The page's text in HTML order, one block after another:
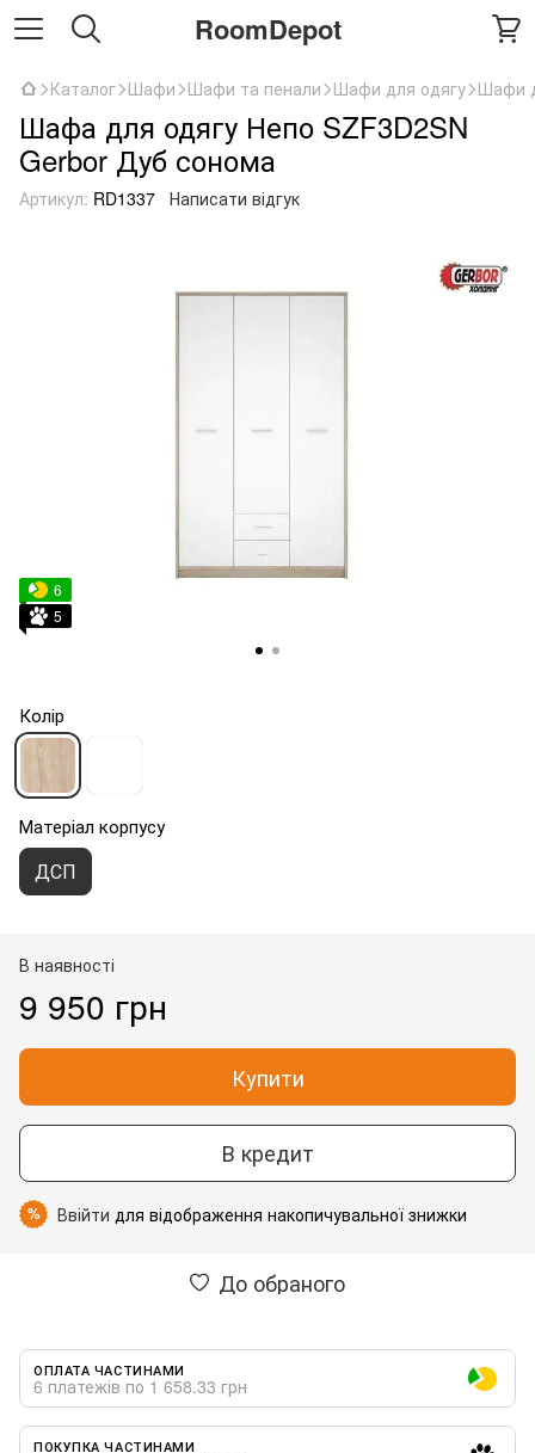
RoomDepot
Каталог Шафи Шафи та пенали Шафи для одягу Шафи
Шафа для одягу Непо SZF3D2SN
Gerbor Дуб сонома
Артикул: RD1337 Написати відгук
6
5
Колір
Матеріал корпусу
ДСП
В наявності
9 950 грн
Купити
В кредит
% Ввійти для відображення накопичувальної знижки
До обраного
ОПЛАТА ЧАСТИНАМИ
6 платежів по 1 658.33 грн
ПОКУПКА ЧАСТИНАМИ